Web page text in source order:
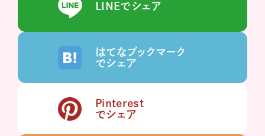
LINEでシェア
はてなブックマーク
でシェア
Pinterest
でシェア